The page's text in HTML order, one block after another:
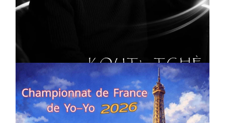
CULTURE
Artiste W2R : Jean Luc ALGER
On